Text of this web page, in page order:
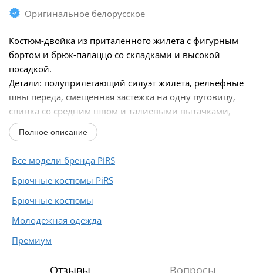
Оригинальное белорусское
Костюм-двойка из приталенного жилета с фигурным
бортом и брюк-палаццо со складками и высокой
посадкой.
Детали: полуприлегающий силуэт жилета, рельефные
швы переда, смещённая застёжка на одну пуговицу,
спинка со средним швом и талиевыми вытачками,
рукав-«крыло», пиджачный воротник,...
Полное описание
Все модели бренда PiRS
Брючные костюмы PiRS
Брючные костюмы
Молодежная одежда
Премиум
Отзывы Вопросы